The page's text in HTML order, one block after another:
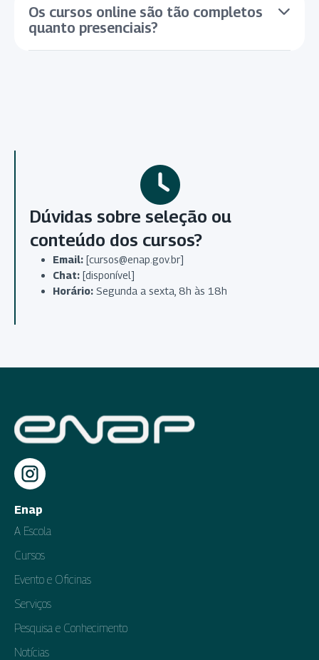
Os cursos online são tão completos
quanto presenciais?
Dúvidas sobre seleção ou
conteúdo dos cursos?
Email: [cursos@enap.gov.br]
Chat: [disponível]
Horário: Segunda a sexta, 8h às 18h
Enap
A Escola
Cursos
Evento e Oficinas
Serviços
Pesquisa e Conhecimento
Notícias